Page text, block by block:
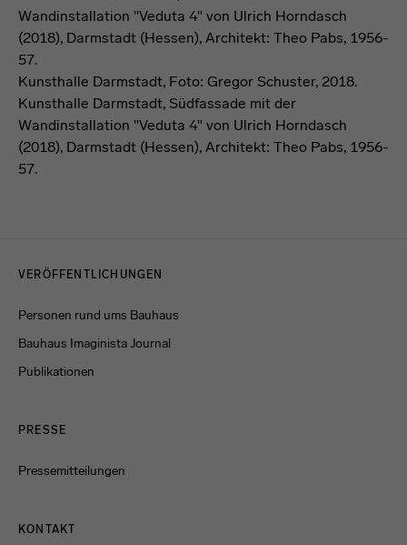
Kunsthalle Darmstadt, Foto: Gregor Schuster, 2018.
Kunsthalle Darmstadt, Südfassade mit der
Wandinstallation "Veduta 4" von Ulrich Horndasch
(2018), Darmstadt (Hessen), Architekt: Theo Pabs, 1956-
57.
VERÖFFENTLICHUNGEN
Personen rund ums Bauhaus
Bauhaus Imaginista Journal
Publikationen
PRESSE
Pressemitteilungen
KONTAKT